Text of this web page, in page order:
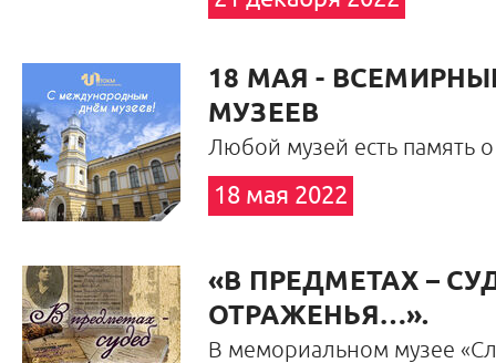
18 МАЯ -
МУЗЕЕВ
Любой музей есть память о
18 мая 2022
«В ПРЕДМЕТАХ –
ОТРАЖЕНЬЯ…».
В мемориальном музее